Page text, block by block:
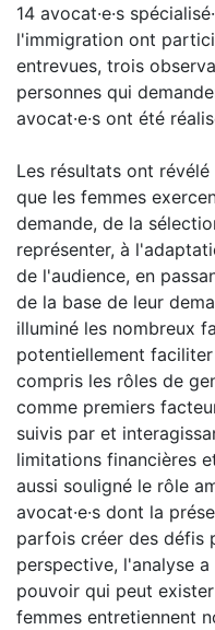
14 avocat·e·s
l'immigration ont
entrevues, trois
personnes qui
avocat·e·s ont été
Les résultats ont
que les femmes
demande, de la
représenter, à
de l'audience, en
de la base de leur
illuminé les nombreux
potentiellement
compris les rôles de
comme premiers
suivis par et
limitations financières
aussi souligné le rôle
avocat·e·s dont la
parfois créer des défis
perspective, l'analyse
pouvoir qui peut
femmes entretiennent